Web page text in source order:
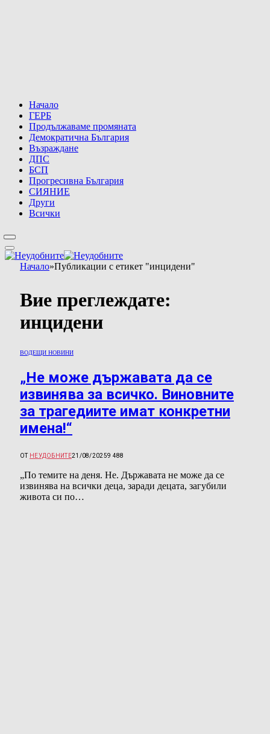
Начало
ГЕРБ
Продължаваме промяната
Демократична България
Възраждане
ДПС
БСП
Прогресивна България
СИЯНИЕ
Други
Всички
Начало»Публикации с етикет "инцидени"
Вие преглеждате:
инцидени
ВОДЕЩИ НОВИНИ
„Не може държавата да се
извинява за всичко. Виновните
за трагедиите имат конкретни
имена!“
ОТ НЕУДОБНИТЕ21/08/20259 488
„По темите на деня. Не. Държавата не може да се
извинява на всички деца, заради децата, загубили
живота си по…